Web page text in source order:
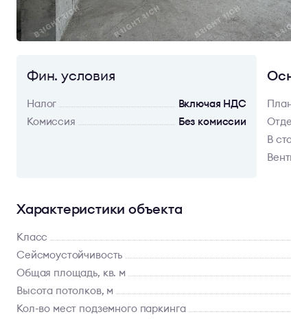
Фин. условия
Налог
Включая НДС
Комиссия
Без комиссии
В
Характеристики объекта
Класс
Сейсмоустойчивость
Общая площадь, кв. м
Высота потолков, м
Кол-во мест подземного паркинга